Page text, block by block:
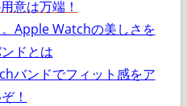
意は万端！
Apple Watchの美しさを
ドとは
バンドでフィット感をア
！